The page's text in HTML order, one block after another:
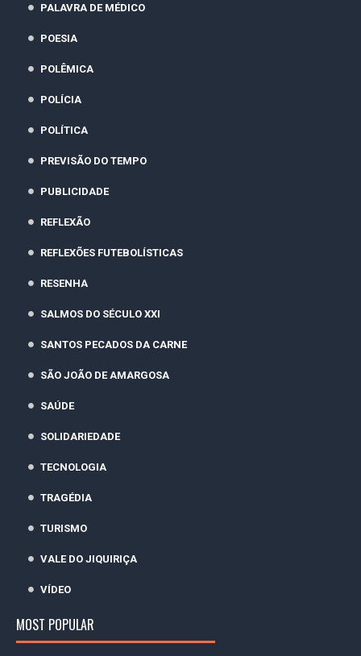
PALAVRA DE MÉDICO
POESIA
POLÊMICA
POLÍCIA
POLÍTICA
PREVISÃO DO TEMPO
PUBLICIDADE
REFLEXÃO
REFLEXÕES FUTEBOLÍSTICAS
RESENHA
SALMOS DO SÉCULO XXI
SANTOS PECADOS DA CARNE
SÃO JOÃO DE AMARGOSA
SAÚDE
SOLIDARIEDADE
TECNOLOGIA
TRAGÉDIA
TURISMO
VALE DO JIQUIRIÇA
VÍDEO
MOST POPULAR